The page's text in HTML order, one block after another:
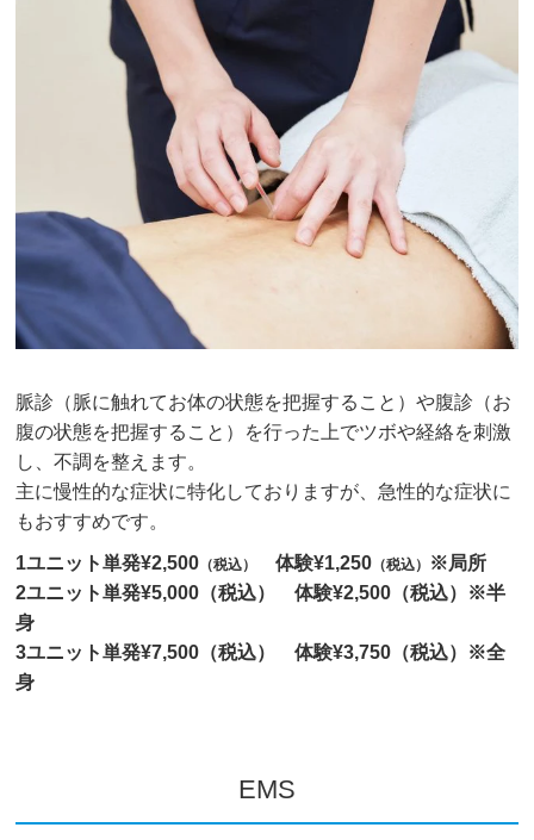
脈診（脈に触れてお体の状態を把握すること）や腹診（お
腹の状態を把握すること）を行った上でツボや経絡を刺激
し、不調を整えます。
主に慢性的な症状に特化しておりますが、急性的な症状に
もおすすめです。
1ユニット単発¥2,500 （税込） 体験¥1,250 （税込）
※局所
2ユニット単発¥5,000（税込） 体験¥2,500（税込）※半
身
3ユニット単発¥7,500（税込） 体験¥3,750（税込）※全
身
EMS